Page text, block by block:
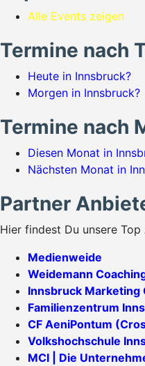
Alle Events zeigen
Termine nach
Heute in Innsbruck?
Morgen in Innsbruck?
Termine nach
Diesen Monat in
Nächsten Monat in
Partner
Hier findest Du unsere
Medienweide
Weidemann
Innsbruck Marketing
Familienzentrum
CF AeniPontum
Volkshochschule
MCI | Die